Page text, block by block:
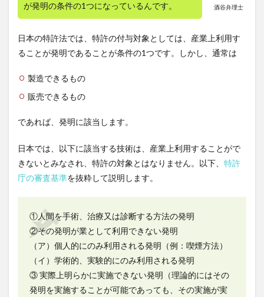
酒谷弁理士
が発明の条件の1つになっているんです。
日本の特許法では、特許の付与対象としては、産業上利用す
ることが発明であることが条件の1つです。しかし、通常は
製造できるもの
販売できるもの
であれば、発明に該当します。
日本では、以下に該当する技術は、産業上利用することがで
きないとみなされ、特許の対象とはなりません。以下、 特許
庁の審査基準を抜粋して説明します。
①人間を手術、治療又は診断する方法の発明
②その発明が業として利用できない発明
（ア）個人的にのみ利用される発明（例：喫煙方法）
（イ）学術的、実験的にのみ利用される発明
③ 実際上明らかに実施できない発明（理論的にはその
発明を実施することが可能であっても、その実施が実